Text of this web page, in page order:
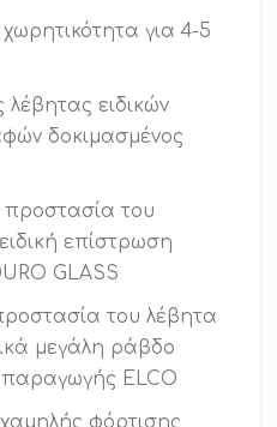
για 4-5
λέβητας ειδικών
δοκιμασμένος
προστασία του
επίστρωση
GLASS
του λέβητα
μεγάλη ράβδο
παραγωγής ELCO
φόρτισης